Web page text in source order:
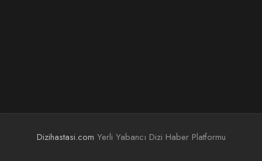
Dizihastasi.com Yerli Yabancı Dizi Haber Platformu